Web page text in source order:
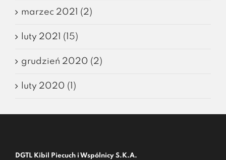
marzec 2021 (2)
luty 2021 (15)
grudzień 2020 (2)
luty 2020 (1)
DGTL Kibil Piecuch i Wspólnicy S.K.A.